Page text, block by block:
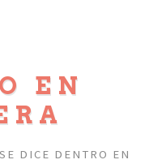
EN
DICE DENTRO EN